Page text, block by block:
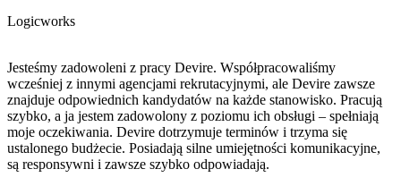
Logicworks
Jesteśmy zadowoleni z pracy Devire. Współpracowaliśmy
wcześniej z innymi agencjami rekrutacyjnymi, ale Devire zawsze
znajduje odpowiednich kandydatów na każde stanowisko. Pracują
szybko, a ja jestem zadowolony z poziomu ich obsługi – spełniają
moje oczekiwania. Devire dotrzymuje terminów i trzyma się
ustalonego budżecie. Posiadają silne umiejętności komunikacyjne,
są responsywni i zawsze szybko odpowiadają.